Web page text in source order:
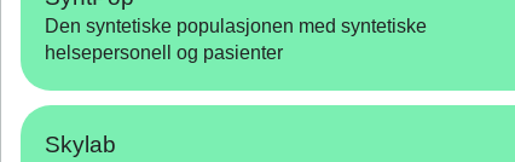
Den syntetiske populasjonen med syntetiske
helsepersonell og pasienter
Skylab